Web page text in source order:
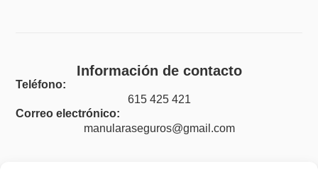
Información de contacto
Teléfono:
615 425 421
Correo electrónico:
manularaseguros@gmail.com